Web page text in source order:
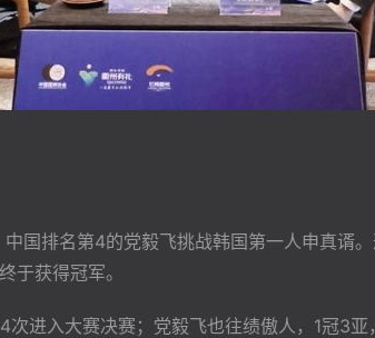
排名第4的党毅飞挑战韩国第一人申真谞
于获得冠军。
入大赛决赛；党毅飞也往绩傲人，1冠3亚